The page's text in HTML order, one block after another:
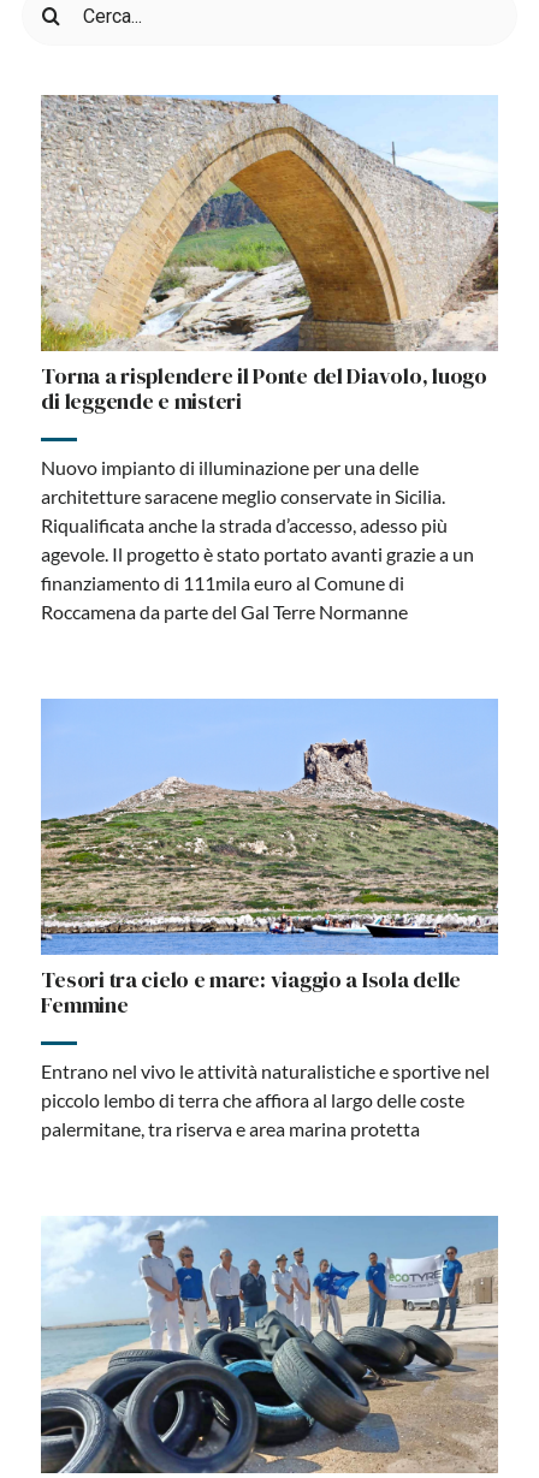
per:
Torna a risplendere il Ponte del Diavolo, luogo
di leggende e misteri
Nuovo impianto di illuminazione per una delle
architetture saracene meglio conservate in Sicilia.
Riqualificata anche la strada d’accesso, adesso più
agevole. Il progetto è stato portato avanti grazie a un
finanziamento di 111mila euro al Comune di
Roccamena da parte del Gal Terre Normanne
Tesori tra cielo e mare: viaggio a Isola delle
Femmine
Entrano nel vivo le attività naturalistiche e sportive nel
piccolo lembo di terra che affiora al largo delle coste
palermitane, tra riserva e area marina protetta